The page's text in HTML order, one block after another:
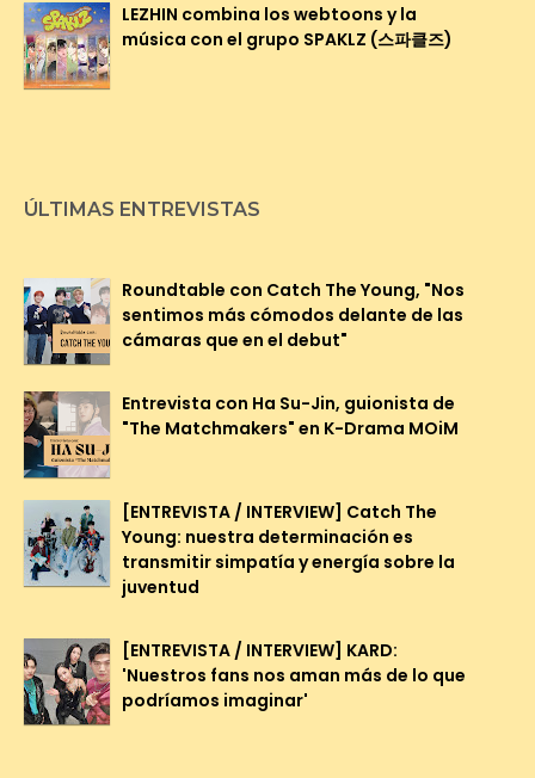
LEZHIN combina los webtoons y la
música con el grupo SPAKLZ (스파클즈)
ÚLTIMAS ENTREVISTAS
Roundtable con Catch The Young, "Nos
sentimos más cómodos delante de las
cámaras que en el debut"
Entrevista con Ha Su-Jin, guionista de
"The Matchmakers" en K-Drama MOiM
[ENTREVISTA / INTERVIEW] Catch The
Young: nuestra determinación es
transmitir simpatía y energía sobre la
juventud
[ENTREVISTA / INTERVIEW] KARD:
'Nuestros fans nos aman más de lo que
podríamos imaginar'